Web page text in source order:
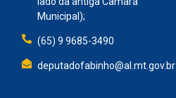
Municipal);
(65) 9 9685-3490
deputadofabinho@al.mt.gov.br